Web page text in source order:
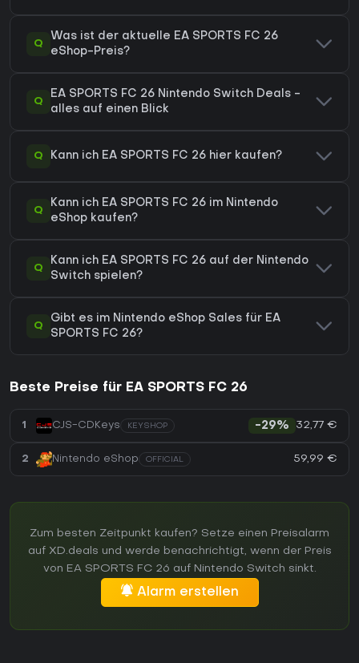
Q
Was ist der aktuelle EA SPORTS FC 26
eShop-Preis?
Q
EA SPORTS FC 26 Nintendo Switch Deals -
alles auf einen Blick
Q Kann ich EA SPORTS FC 26 hier kaufen?
Q
Kann ich EA SPORTS FC 26 im Nintendo
eShop kaufen?
Q
Kann ich EA SPORTS FC 26 auf der Nintendo
Switch spielen?
Q
Gibt es im Nintendo eShop Sales für EA
SPORTS FC 26?
Beste Preise für EA SPORTS FC 26
1 CJS-CDKeys KEYSHOP -29% 32,77 €
2 Nintendo eShop OFFICIAL 59,99 €
Zum besten Zeitpunkt kaufen? Setze einen Preisalarm
auf XD.deals und werde benachrichtigt, wenn der Preis
von EA SPORTS FC 26 auf Nintendo Switch sinkt.
Alarm erstellen